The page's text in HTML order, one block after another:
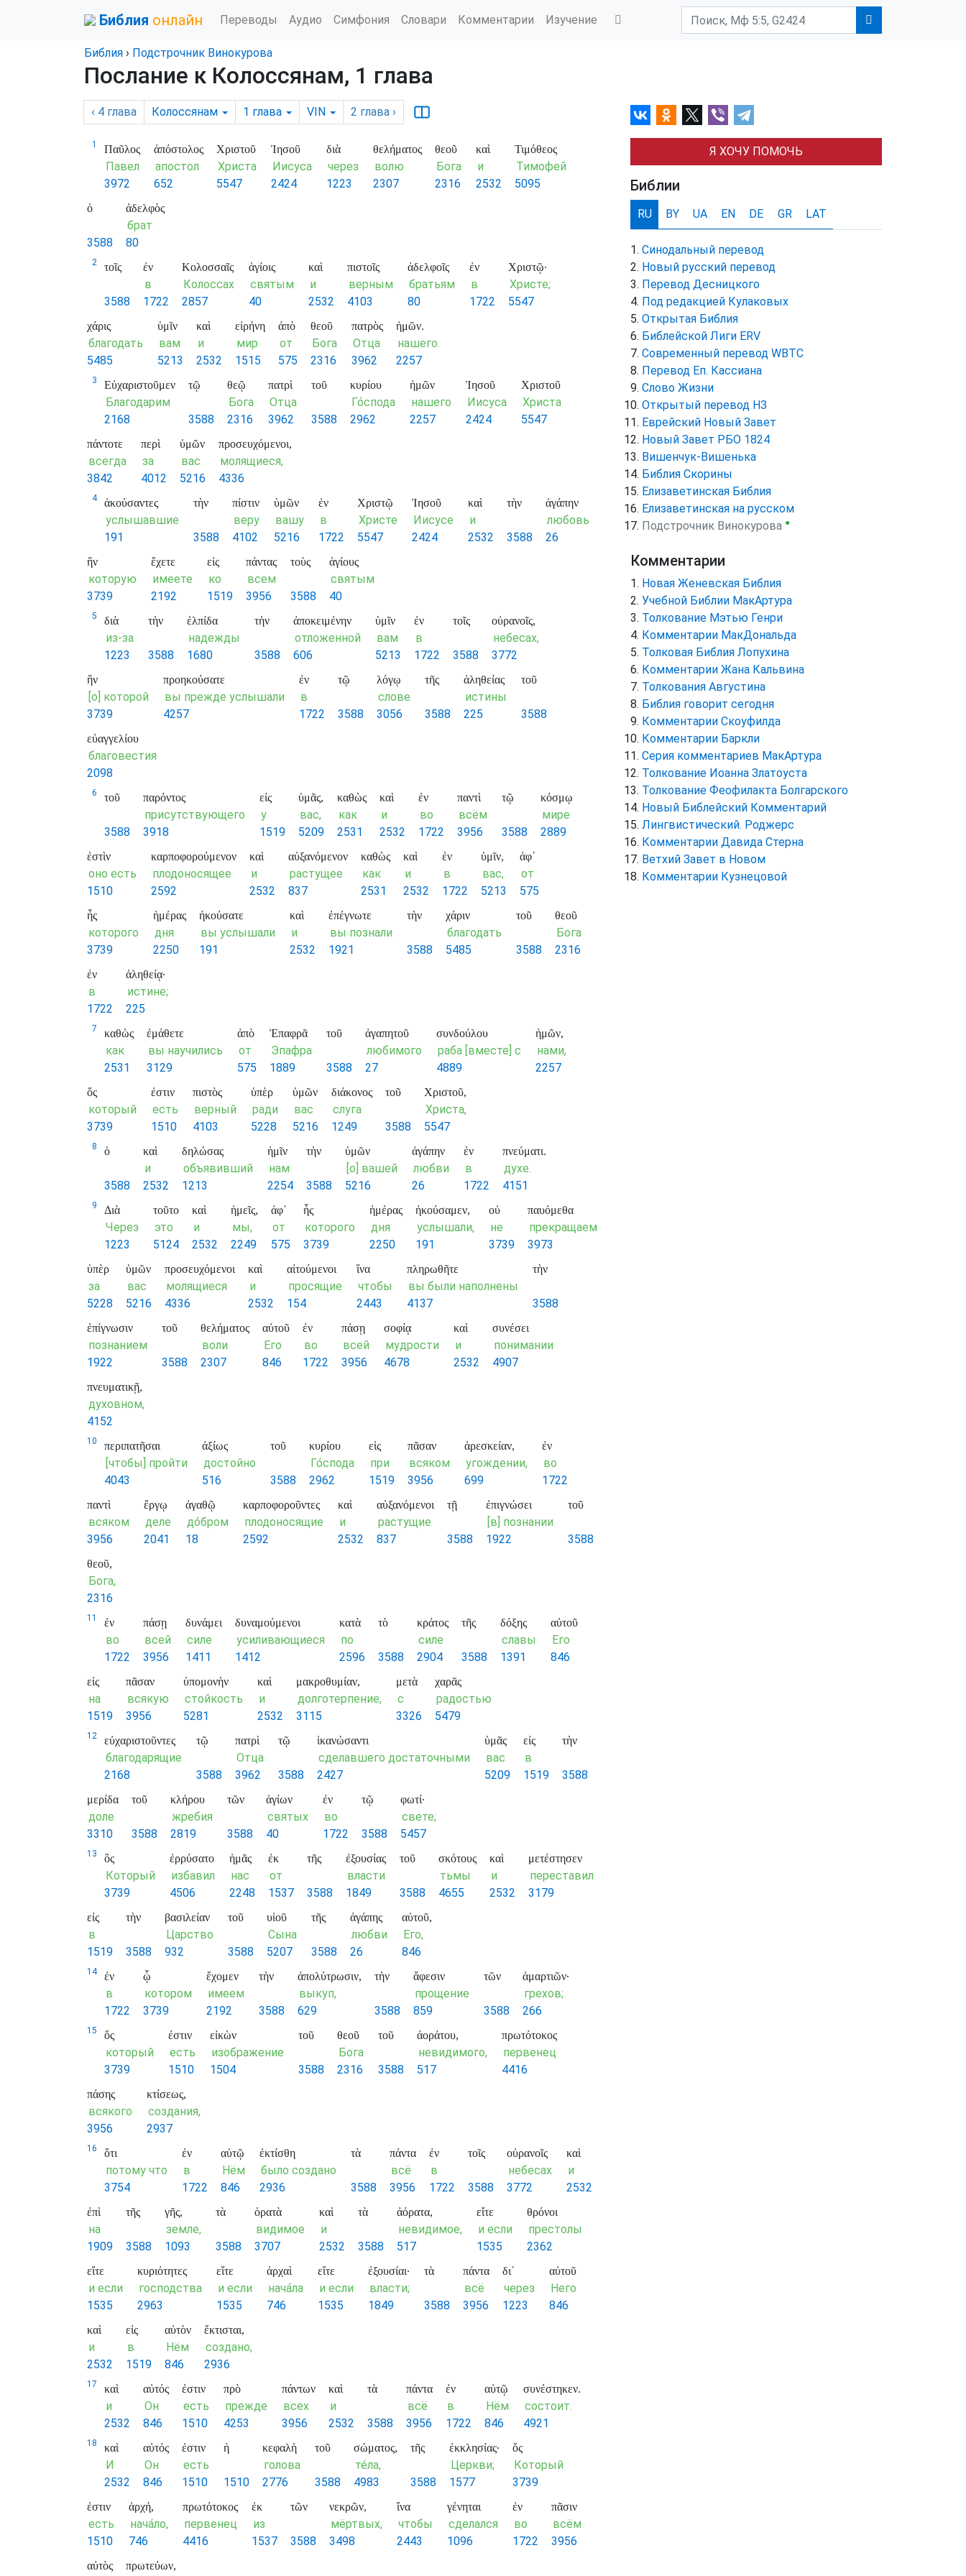
Библия онлайн Переводы Аудио Симфония Словари Комментарии Изучение
Библия › Подстрочник Винокурова
Послание к Колоссянам, 1 глава
‹ 4 глава Колоссянам 1 глава VIN 2 глава ›
1 Παῦλος
Павел
3972
ἀπόστολος
апостол
652
Χριστοῦ
Христа
5547
Ἰησοῦ
Иисуса
2424
διὰ
через
1223
θελήματος
волю
2307
θεοῦ
Бога
2316
καὶ
и
2532
Τιμόθεος
Тимофей
5095
ὁ
3588
ἀδελφὸς
брат
80
2 τοῖς
3588
ἐν
в
1722
Κολοσσαῖς
Колоссах
2857
ἁγίοις
святым
40
καὶ
и
2532
πιστοῖς
верным
4103
ἀδελφοῖς
братьям
80
ἐν
в
1722
Χριστῷ·
Христе;
5547
χάρις
благодать
5485
ὑμῖν
вам
5213
καὶ
и
2532
εἰρήνη
мир
1515
ἀπὸ
от
575
θεοῦ
Бога
2316
πατρὸς
Отца
3962
ἡμῶν.
нашего.
2257
3 Εὐχαριστοῦμεν
Благодарим
2168
τῷ
3588
θεῷ
Бога
2316
πατρὶ
Отца
3962
τοῦ
3588
κυρίου
Го́спода
2962
ἡμῶν
нашего
2257
Ἰησοῦ
Иисуса
2424
Χριστοῦ
Христа
5547
πάντοτε
всегда
3842
περὶ
за
4012
ὑμῶν
вас
5216
προσευχόμενοι,
молящиеся,
4336
4 ἀκούσαντες
услышавшие
191
τὴν
3588
πίστιν
веру
4102
ὑμῶν
вашу
5216
ἐν
в
1722
Χριστῷ
Христе
5547
Ἰησοῦ
Иисусе
2424
καὶ
и
2532
τὴν
3588
ἀγάπην
любовь
26
ἣν
которую
3739
ἔχετε
имеете
2192
εἰς
ко
1519
πάντας
всем
3956
τοὺς
3588
ἁγίους
святым
40
5 διὰ
из-за
1223
τὴν
3588
ἐλπίδα
надежды
1680
τὴν
3588
ἀποκειμένην
отложенной
606
ὑμῖν
вам
5213
ἐν
в
1722
τοῖς
3588
οὐρανοῖς,
небесах,
3772
ἣν
[о] которой
3739
προηκούσατε
вы прежде услышали
4257
ἐν
в
1722
τῷ
3588
λόγῳ
слове
3056
τῆς
3588
ἀληθείας
истины
225
τοῦ
3588
εὐαγγελίου
благовестия
2098
6 τοῦ
3588
παρόντος
присутствующего
3918
εἰς
у
1519
ὑμᾶς,
вас,
5209
καθὼς
как
2531
καὶ
и
2532
ἐν
во
1722
παντὶ
всём
3956
τῷ
3588
κόσμῳ
мире
2889
ἐστὶν
оно есть
1510
καρποφορούμενον
плодоносящее
2592
καὶ
и
2532
αὐξανόμενον
растущее
837
καθὼς
как
2531
καὶ
и
2532
ἐν
в
1722
ὑμῖν,
вас,
5213
ἀφ᾽
от
575
ἧς
которого
3739
ἡμέρας
дня
2250
ἠκούσατε
вы услышали
191
καὶ
и
2532
ἐπέγνωτε
вы познали
1921
τὴν
3588
χάριν
благодать
5485
τοῦ
3588
θεοῦ
Бога
2316
ἐν
в
1722
ἀληθείᾳ·
истине;
225
7 καθὼς
как
2531
ἐμάθετε
вы научились
3129
ἀπὸ
от
575
Ἐπαφρᾶ
Эпафра
1889
τοῦ
3588
ἀγαπητοῦ
любимого
27
συνδούλου
раба [вместе] с
4889
ἡμῶν,
нами,
2257
ὅς
который
3739
ἐστιν
есть
1510
πιστὸς
верный
4103
ὑπὲρ
ради
5228
ὑμῶν
вас
5216
διάκονος
слуга
1249
τοῦ
3588
Χριστοῦ,
Христа,
5547
8 ὁ
3588
καὶ
и
2532
δηλώσας
объявивший
1213
ἡμῖν
нам
2254
τὴν
3588
ὑμῶν
[о] вашей
5216
ἀγάπην
любви
26
ἐν
в
1722
πνεύματι.
духе.
4151
9 Διὰ
Через
1223
τοῦτο
это
5124
καὶ
и
2532
ἡμεῖς,
мы,
2249
ἀφ᾽
от
575
ἧς
которого
3739
ἡμέρας
дня
2250
ἠκούσαμεν,
услышали,
191
οὐ
не
3739
παυόμεθα
прекращаем
3973
ὑπὲρ
за
5228
ὑμῶν
вас
5216
προσευχόμενοι
молящиеся
4336
καὶ
и
2532
αἰτούμενοι
просящие
154
ἵνα
чтобы
2443
πληρωθῆτε
вы были наполнены
4137
τὴν
3588
ἐπίγνωσιν
познанием
1922
τοῦ
3588
θελήματος
воли
2307
αὐτοῦ
Его
846
ἐν
во
1722
πάσῃ
всей
3956
σοφίᾳ
мудрости
4678
καὶ
и
2532
συνέσει
понимании
4907
πνευματικῇ,
духовном,
4152
10 περιπατῆσαι
[чтобы] пройти
4043
ἀξίως
достойно
516
τοῦ
3588
κυρίου
Го́спода
2962
εἰς
при
1519
πᾶσαν
всяком
3956
ἀρεσκείαν,
угождении,
699
ἐν
во
1722
παντὶ
всяком
3956
ἔργῳ
деле
2041
ἀγαθῷ
до́бром
18
καρποφοροῦντες
плодоносящие
2592
καὶ
и
2532
αὐξανόμενοι
растущие
837
τῇ
3588
ἐπιγνώσει
[в] познании
1922
τοῦ
3588
θεοῦ,
Бога,
2316
11 ἐν
во
1722
πάσῃ
всей
3956
δυνάμει
силе
1411
δυναμούμενοι
усиливающиеся
1412
κατὰ
по
2596
τὸ
3588
κράτος
силе
2904
τῆς
3588
δόξης
славы
1391
αὐτοῦ
Его
846
εἰς
на
1519
πᾶσαν
всякую
3956
ὑπομονὴν
стойкость
5281
καὶ
и
2532
μακροθυμίαν,
долготерпение,
3115
μετὰ
с
3326
χαρᾶς
радостью
5479
12 εὐχαριστοῦντες
благодарящие
2168
τῷ
3588
πατρὶ
Отца
3962
τῷ
3588
ἱκανώσαντι
сделавшего достаточными
2427
ὑμᾶς
вас
5209
εἰς
в
1519
τὴν
3588
μερίδα
доле
3310
τοῦ
3588
κλήρου
жребия
2819
τῶν
3588
ἁγίων
святых
40
ἐν
во
1722
τῷ
3588
φωτί·
свете;
5457
13 ὃς
Который
3739
ἐρρύσατο
избавил
4506
ἡμᾶς
нас
2248
ἐκ
от
1537
τῆς
3588
ἐξουσίας
власти
1849
τοῦ
3588
σκότους
тьмы
4655
καὶ
и
2532
μετέστησεν
переставил
3179
εἰς
в
1519
τὴν
3588
βασιλείαν
Царство
932
τοῦ
3588
υἱοῦ
Сына
5207
τῆς
3588
ἀγάπης
любви
26
αὐτοῦ,
Его,
846
14 ἐν
в
1722
ᾧ
котором
3739
ἔχομεν
имеем
2192
τὴν
3588
ἀπολύτρωσιν,
выкуп,
629
τὴν
3588
ἄφεσιν
прощение
859
τῶν
3588
ἁμαρτιῶν·
грехов;
266
15 ὅς
который
3739
ἐστιν
есть
1510
εἰκὼν
изображение
1504
τοῦ
3588
θεοῦ
Бога
2316
τοῦ
3588
ἀοράτου,
невидимого,
517
πρωτότοκος
первенец
4416
πάσης
всякого
3956
κτίσεως,
создания,
2937
16 ὅτι
потому что
3754
ἐν
в
1722
αὐτῷ
Нём
846
ἐκτίσθη
было создано
2936
τὰ
3588
πάντα
всё
3956
ἐν
в
1722
τοῖς
3588
οὐρανοῖς
небесах
3772
καὶ
и
2532
ἐπὶ
на
1909
τῆς
3588
γῆς,
земле,
1093
τὰ
3588
ὁρατὰ
видимое
3707
καὶ
и
2532
τὰ
3588
ἀόρατα,
невидимое,
517
εἴτε
и если
1535
θρόνοι
престолы
2362
εἴτε
и если
1535
κυριότητες
господства
2963
εἴτε
и если
1535
ἀρχαὶ
нача́ла
746
εἴτε
и если
1535
ἐξουσίαι·
власти;
1849
τὰ
3588
πάντα
всё
3956
δι᾽
через
1223
αὐτοῦ
Него
846
καὶ
и
2532
εἰς
в
1519
αὐτὸν
Нём
846
ἔκτισται,
создано,
2936
17 καὶ
и
2532
αὐτός
Он
846
ἐστιν
есть
1510
πρὸ
прежде
4253
πάντων
всех
3956
καὶ
и
2532
τὰ
3588
πάντα
всё
3956
ἐν
в
1722
αὐτῷ
Нём
846
συνέστηκεν.
состоит.
4921
18 καὶ
И
2532
αὐτός
Он
846
ἐστιν
есть
1510
ἡ
1510
κεφαλὴ
голова
2776
τοῦ
3588
σώματος,
те́ла,
4983
τῆς
3588
ἐκκλησίας·
Церкви;
1577
ὅς
Который
3739
ἐστιν
есть
1510
ἀρχή,
нача́ло,
746
πρωτότοκος
первенец
4416
ἐκ
из
1537
τῶν
3588
νεκρῶν,
мёртвых,
3498
ἵνα
чтобы
2443
γένηται
сделался
1096
ἐν
во
1722
πᾶσιν
всём
3956
αὐτὸς πρωτεύων,
Я ХОЧУ ПОМОЧЬ
Библии
RU BY UA EN DE GR LAT
Синодальный перевод
Новый русский перевод
Перевод Десницкого
Под редакцией Кулаковых
Открытая Библия
Библейской Лиги ERV
Cовременный перевод WBTC
Перевод Еп. Кассиана
Слово Жизни
Открытый перевод НЗ
Еврейский Новый Завет
Новый Завет РБО 1824
Вишенчук-Вишенька
Библия Скорины
Елизаветинская Библия
Елизаветинская на русском
Подстрочник Винокурова ●
Комментарии
Новая Женевская Библия
Учебной Библии МакАртура
Толкование Мэтью Генри
Комментарии МакДональда
Толковая Библия Лопухина
Комментарии Жана Кальвина
Толкования Августина
Библия говорит сегодня
Комментарии Скоуфилда
Комментарии Баркли
Серия комментариев МакАртура
Толкование Иоанна Златоуста
Толкование Феофилакта Болгарского
Новый Библейский Комментарий
Лингвистический. Роджерс
Комментарии Давида Стерна
Ветхий Завет в Новом
Комментарии Кузнецовой